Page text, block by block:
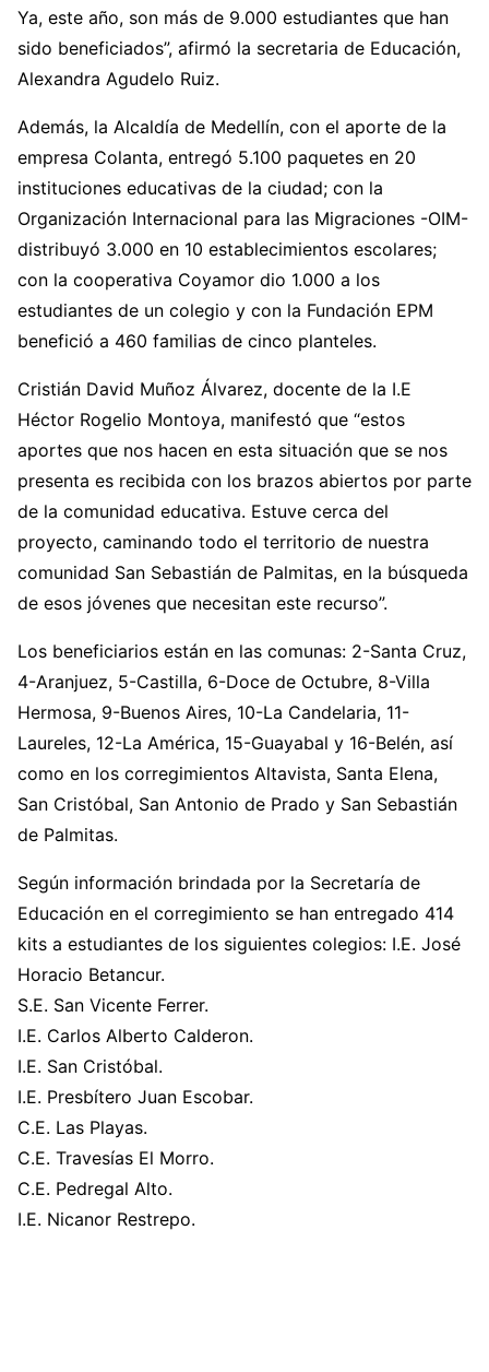
Ya, este año, son más de 9.000 estudiantes que han
sido beneficiados”, afirmó la secretaria de Educación,
Alexandra Agudelo Ruiz.
Además, la Alcaldía de Medellín, con el aporte de la
empresa Colanta, entregó 5.100 paquetes en 20
instituciones educativas de la ciudad; con la
Organización Internacional para las Migraciones -OIM-
distribuyó 3.000 en 10 establecimientos escolares;
con la cooperativa Coyamor dio 1.000 a los
estudiantes de un colegio y con la Fundación EPM
benefició a 460 familias de cinco planteles.
Cristián David Muñoz Álvarez, docente de la I.E
Héctor Rogelio Montoya, manifestó que “estos
aportes que nos hacen en esta situación que se nos
presenta es recibida con los brazos abiertos por parte
de la comunidad educativa. Estuve cerca del
proyecto, caminando todo el territorio de nuestra
comunidad San Sebastián de Palmitas, en la búsqueda
de esos jóvenes que necesitan este recurso”.
Los beneficiarios están en las comunas: 2-Santa Cruz,
4-Aranjuez, 5-Castilla, 6-Doce de Octubre, 8-Villa
Hermosa, 9-Buenos Aires, 10-La Candelaria, 11-
Laureles, 12-La América, 15-Guayabal y 16-Belén, así
como en los corregimientos Altavista, Santa Elena,
San Cristóbal, San Antonio de Prado y San Sebastián
de Palmitas.
Según información brindada por la Secretaría de
Educación en el corregimiento se han entregado 414
kits a estudiantes de los siguientes colegios: I.E. José
Horacio Betancur.
S.E. San Vicente Ferrer.
I.E. Carlos Alberto Calderon.
I.E. San Cristóbal.
I.E. Presbítero Juan Escobar.
C.E. Las Playas.
C.E. Travesías El Morro.
C.E. Pedregal Alto.
I.E. Nicanor Restrepo.